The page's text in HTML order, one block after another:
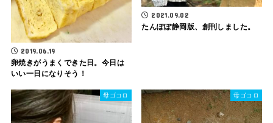
2019.06.19
卵焼きがうまくできた日。今日は
いい一日になりそう！
2021.09.02
たんぽぽ静岡版、創刊しました。
母ゴコロ 母ゴコロ